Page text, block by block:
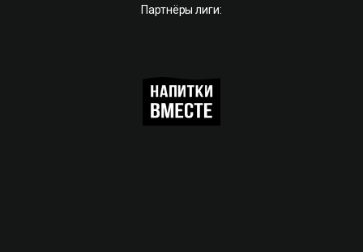
Партнёры лиги: